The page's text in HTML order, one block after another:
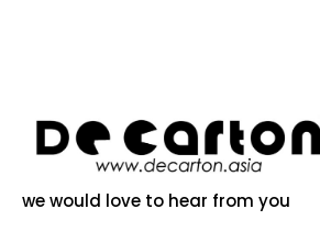
we would love to hear from you